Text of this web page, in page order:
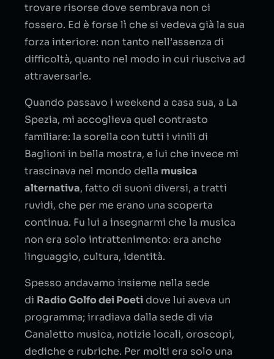
trovare risorse dove sembrava non ci
fossero. Ed è forse lì che si vedeva già la sua
forza interiore: non tanto nell’assenza di
difficoltà, quanto nel modo in cui riusciva ad
attraversarle.
Quando passavo i weekend a casa sua, a La
Spezia, mi accoglieva quel contrasto
familiare: la sorella con tutti i vinili di
Baglioni in bella mostra, e lui che invece mi
trascinava nel mondo della musica
alternativa, fatto di suoni diversi, a tratti
ruvidi, che per me erano una scoperta
continua. Fu lui a insegnarmi che la musica
non era solo intrattenimento: era anche
linguaggio, cultura, identità.
Spesso andavamo insieme nella sede
di Radio Golfo dei Poetidove lui aveva un
programma; irradiava dalla sede di via
Canaletto musica, notizie locali, oroscopi,
dediche e rubriche. Per molti era solo una